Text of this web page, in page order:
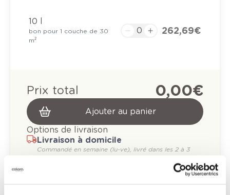
10 l
bon pour 1 couche de 30
m²
262,69 €
Prix total 0,00 €
Ajouter au panier
Options de livraison
Livraison à domicile
Commandé en semaine (lu-ve), livré dans les 2 à 3
jours ouvrables.